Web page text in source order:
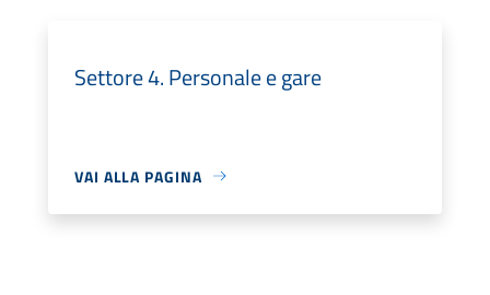
Settore 4. Personale e gare
VAI ALLA PAGINA